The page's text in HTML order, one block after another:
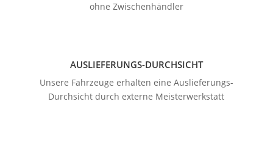
ohne Zwischenhändler
AUSLIEFERUNGS-DURCHSICHT
Unsere Fahrzeuge erhalten eine Auslieferungs-
Durchsicht durch externe Meisterwerkstatt